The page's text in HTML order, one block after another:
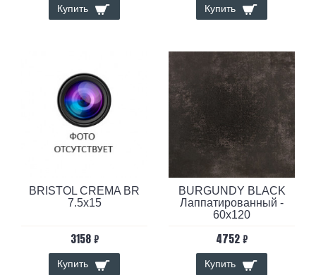
Купить Купить
BRISTOL CREMA BR
7.5x15
3158 ₽
Купить
BURGUNDY BLACK
Лаппатированный -
60x120
4752 ₽
Купить